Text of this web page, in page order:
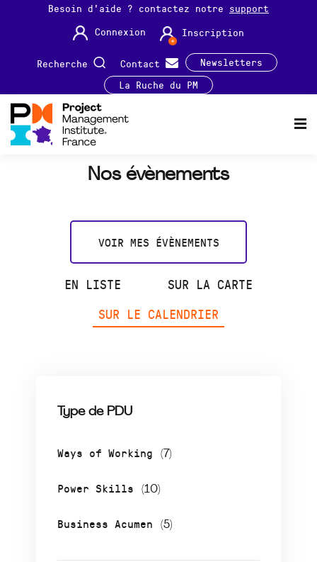
Besoin d'aide ? contactez notre support
Connexion
Inscription
Recherche Contact
Newsletters
La Ruche du PM
Nos évènements
VOIR MES ÉVÈNEMENTS
EN LISTE
SUR LA CARTE
SUR LE CALENDRIER
Type de PDU
Ways of Working (7)
Power Skills (10)
Business Acumen (5)